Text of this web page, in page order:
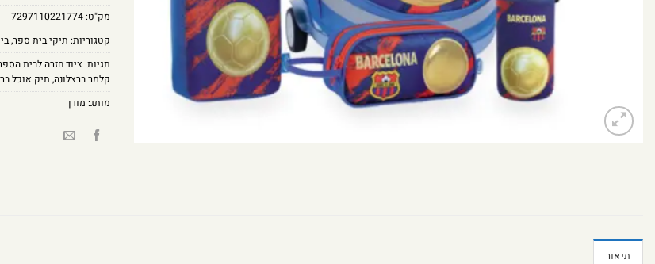
מק"ט:7297110221774
קטגוריות: תיקי בית ספר,
תגיות: ציוד חזרה לבית
קלמר ברצלונה, תיק אוכל
מותג: מודן
תיאור